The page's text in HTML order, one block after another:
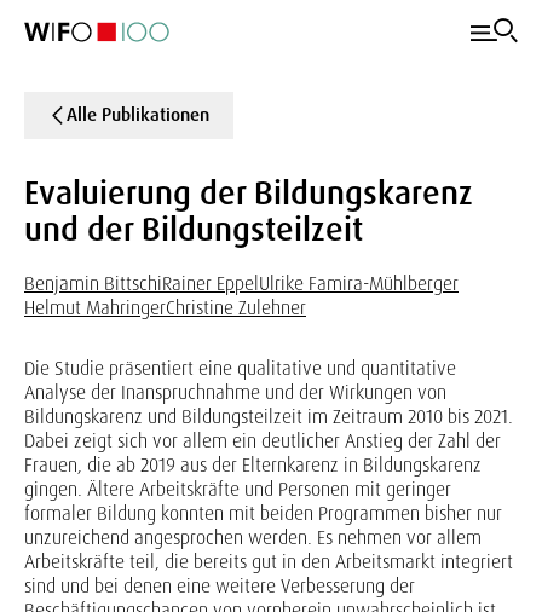
Alle Publikationen
Evaluierung der Bildungskarenz
und der Bildungsteilzeit
Benjamin BittschiRainer Eppel Ulrike Famira-Mühlberger
Helmut MahringerChristine Zulehner
Die Studie präsentiert eine qualitative und quantitative
Analyse der Inanspruchnahme und der Wirkungen von
Bildungskarenz und Bildungsteilzeit im Zeitraum 2010 bis 2021.
Dabei zeigt sich vor allem ein deutlicher Anstieg der Zahl der
Frauen, die ab 2019 aus der Elternkarenz in Bildungskarenz
gingen. Ältere Arbeitskräfte und Personen mit geringer
formaler Bildung konnten mit beiden Programmen bisher nur
unzureichend angesprochen werden. Es nehmen vor allem
Arbeitskräfte teil, die bereits gut in den Arbeitsmarkt integriert
sind und bei denen eine weitere Verbesserung der